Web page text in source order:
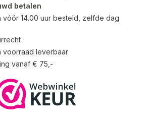
betalen
vóór 14.00 uur besteld, zelfde dag
voorraad leverbaar
vanaf € 75,-